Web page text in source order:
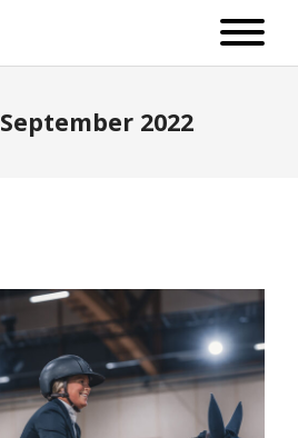
September 2022